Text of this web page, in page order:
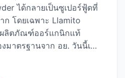
ได้กลายเป็นซูเปอร์ฟู้ดที่
โดยเฉพาะ Llamito
ผลิตภัณฑ์ออร์แกนิกแท้
มาตรฐานจาก อย. วันนี้เรา